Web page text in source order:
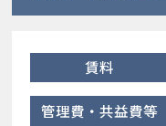
賃料
管理費・共益費等